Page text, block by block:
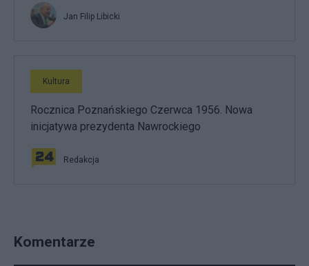
Jan Filip Libicki
Kultura
Rocznica Poznańskiego Czerwca 1956. Nowa
inicjatywa prezydenta Nawrockiego
Redakcja
Komentarze